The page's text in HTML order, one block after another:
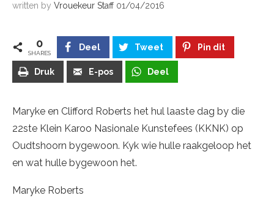
written by Vrouekeur Staff 01/04/2016
0
SHARES
Deel Tweet Pin dit
Druk E-pos Deel
Maryke en Clifford Roberts het hul laaste dag by die
22ste Klein Karoo Nasionale Kunstefees (KKNK) op
Oudtshoorn bygewoon. Kyk wie hulle raakgeloop het
en wat hulle bygewoon het.
Maryke Roberts